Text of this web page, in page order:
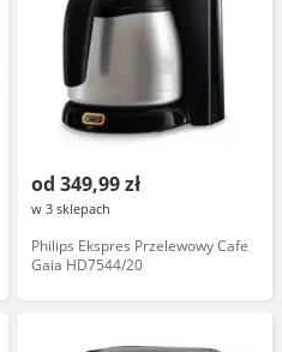
od 349,99 zł
w 3 sklepach
Philips Ekspres Przelewowy Cafe
Gaia HD7544/20